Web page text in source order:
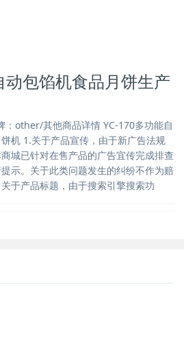
动包馅机食品月饼生产
：other/其他商品详情 YC-170多功能自
机 1.关于产品宣传，由于新广告法规
城已针对在售产品的广告宜传完成排查
示。关于此类问题发生的纠纷不作为赔
于产品标题，由于搜索引擎搜索功